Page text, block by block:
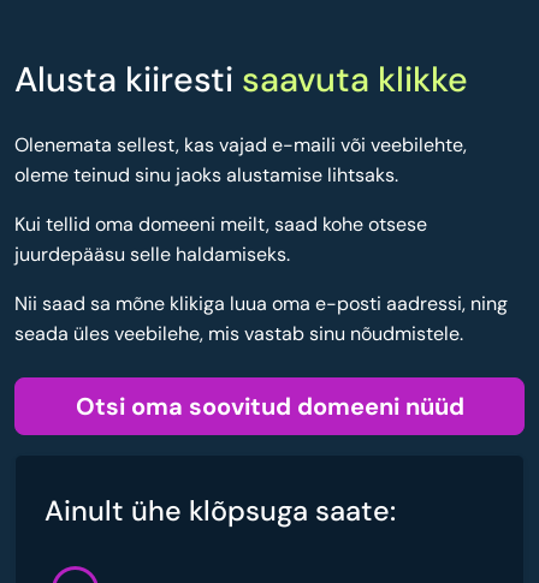
Alusta kiiresti saavuta klikke
Olenemata sellest, kas vajad e-maili või veebilehte,
oleme teinud sinu jaoks alustamise lihtsaks.
Kui tellid oma domeeni meilt, saad kohe otsese
juurdepääsu selle haldamiseks.
Nii saad sa mõne klikiga luua oma e-posti aadressi, ning
seada üles veebilehe, mis vastab sinu nõudmistele.
Otsi oma soovitud domeeni nüüd
Ainult ühe klõpsuga saate: